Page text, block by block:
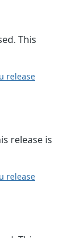
This
release
release is
release